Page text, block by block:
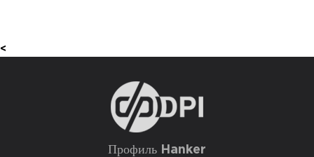
<
Профиль Hanker